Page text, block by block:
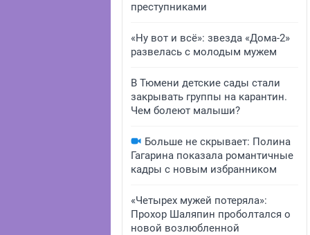
преступниками
«Ну вот и всё»: звезда «Дома-2»
развелась с молодым мужем
В Тюмени детские сады стали
закрывать группы на карантин.
Чем болеют малыши?
Больше не скрывает: Полина
Гагарина показала романтичные
кадры с новым избранником
«Четырех мужей потеряла»:
Прохор Шаляпин проболтался о
новой возлюбленной